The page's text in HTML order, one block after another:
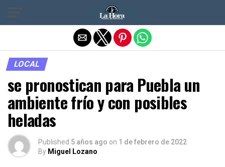
LOCAL
se pronostican para Puebla un
ambiente frío y con posibles
heladas
Published 5 años ago on 1 de febrero de 2022
By Miguel Lozano
Salir de la versión móvil